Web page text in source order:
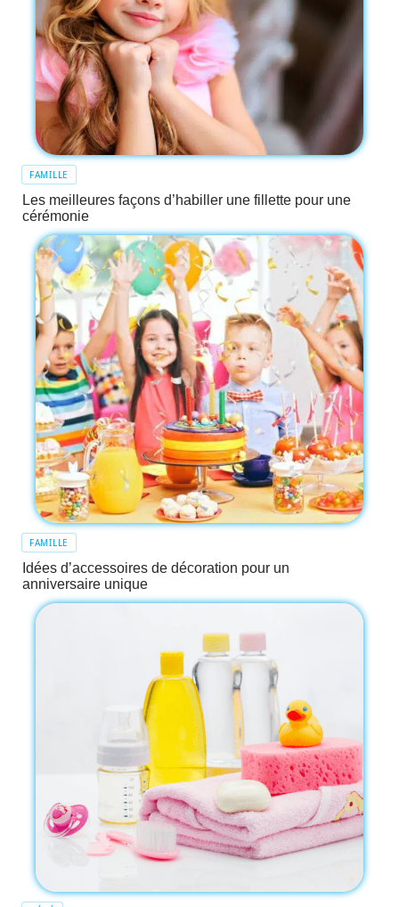
FAMILLE
Les meilleures façons d’habiller une fillette pour une
cérémonie
FAMILLE
Idées d’accessoires de décoration pour un
anniversaire unique